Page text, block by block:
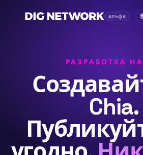
альфа
РАЗРАБОТКА НА
Chia.